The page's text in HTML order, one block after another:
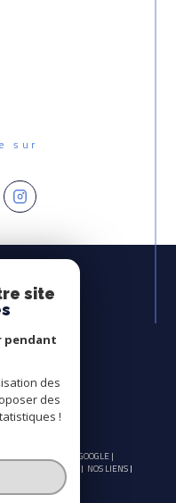
sur
POWERED BY GOOGLE |
ADMIN NOS LIENS
site
pendant
des
des
!